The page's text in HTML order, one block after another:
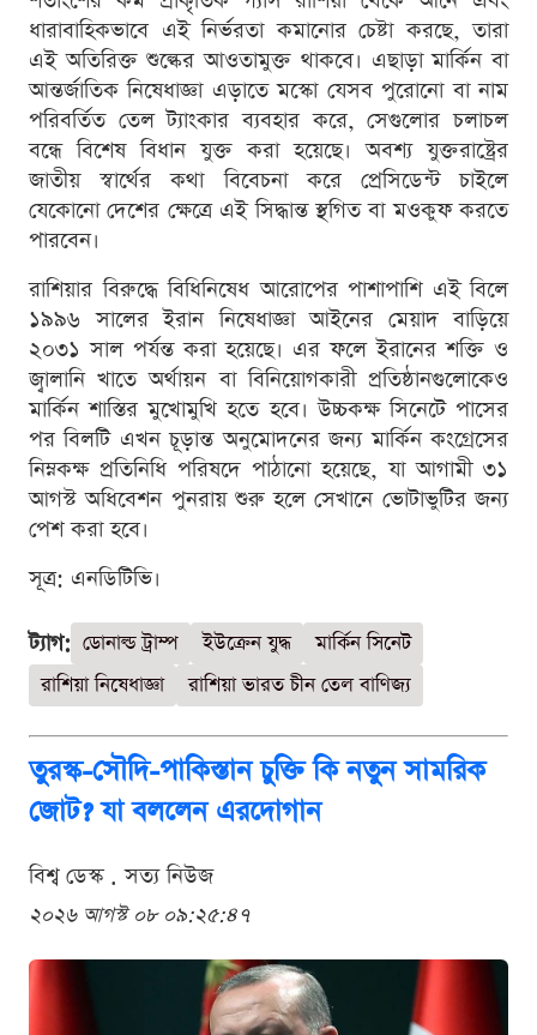
ধারাবাহিকভাবে এই নির্ভরতা কমানোর চেষ্টা করছে, তারা
এই অতিরিক্ত শুল্কের আওতামুক্ত থাকবে। এছাড়া মার্কিন বা
আন্তর্জাতিক নিষেধাজ্ঞা এড়াতে মস্কো যেসব পুরোনো বা নাম
পরিবর্তিত তেল ট্যাংকার ব্যবহার করে, সেগুলোর চলাচল
বন্ধে বিশেষ বিধান যুক্ত করা হয়েছে। অবশ্য যুক্তরাষ্ট্রের
জাতীয় স্বার্থের কথা বিবেচনা করে প্রেসিডেন্ট চাইলে
যেকোনো দেশের ক্ষেত্রে এই সিদ্ধান্ত স্থগিত বা মওকুফ করতে
পারবেন।
রাশিয়ার বিরুদ্ধে বিধিনিষেধ আরোপের পাশাপাশি এই বিলে
১৯৯৬ সালের ইরান নিষেধাজ্ঞা আইনের মেয়াদ বাড়িয়ে
২০৩১ সাল পর্যন্ত করা হয়েছে। এর ফলে ইরানের শক্তি ও
জ্বালানি খাতে অর্থায়ন বা বিনিয়োগকারী প্রতিষ্ঠানগুলোকেও
মার্কিন শাস্তির মুখোমুখি হতে হবে। উচ্চকক্ষ সিনেটে পাসের
পর বিলটি এখন চূড়ান্ত অনুমোদনের জন্য মার্কিন কংগ্রেসের
নিম্নকক্ষ প্রতিনিধি পরিষদে পাঠানো হয়েছে, যা আগামী ৩১
আগস্ট অধিবেশন পুনরায় শুরু হলে সেখানে ভোটাভুটির জন্য
পেশ করা হবে।
সূত্র: এনডিটিভি।
ট্যাগ: ডোনাল্ড ট্রাম্প ইউক্রেন যুদ্ধ
মার্কিন সিনেট
রাশিয়া নিষেধাজ্ঞা
রাশিয়া ভারত চীন তেল বাণিজ্য
তুরস্ক-সৌদি-পাকিস্তান চুক্তি কি নতুন সামরিক
জোট? যা বললেন এরদোগান
বিশ্ব ডেস্ক . সত্য নিউজ
২০২৬ আগস্ট ০৮ ০৯:২৫:৪৭